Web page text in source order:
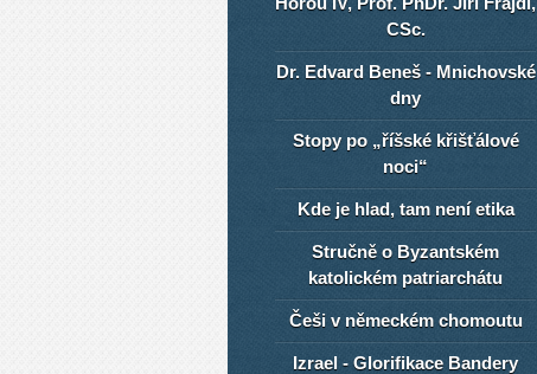
CSc.
Dr. Edvard Beneš - Mnichovské
dny
Stopy po „říšské křišťálové
noci“
Kde je hlad, tam není etika
Stručně o Byzantském
katolickém patriarchátu
Češi v německém chomoutu
Izrael - Glorifikace Bandery